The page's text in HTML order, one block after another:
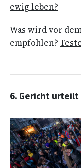
ewig leben?
Was wird vor
empfohlen?
6. Gericht urteilt